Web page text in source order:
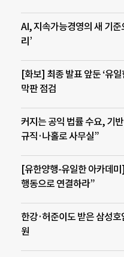
AI, 지속가능경영의 새 기
리’
[화보] 최종 발표 앞둔 ‘유
막판 점검
커지는 공익 법률 수요, 기
규직·나홀로 사무실”
[유한양행-유일한 아카데
행동으로 연결하라”
한강·허준이도 받은 삼성
원